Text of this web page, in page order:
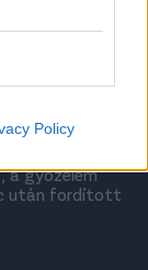
Policy
csapat
a győzelem
után fordított